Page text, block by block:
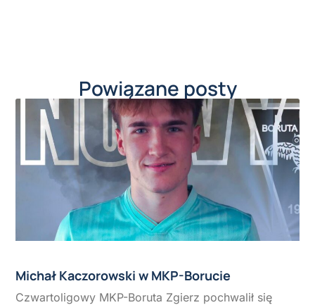
Powiązane posty
Michał Kaczorowski w MKP-Borucie
Czwartoligowy MKP-Boruta Zgierz pochwalił się